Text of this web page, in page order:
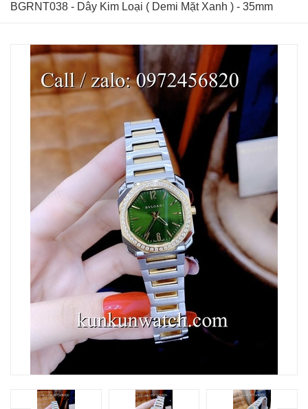
BGRNT038 - Dây Kim Loại ( Demi Mặt Xanh ) - 35mm